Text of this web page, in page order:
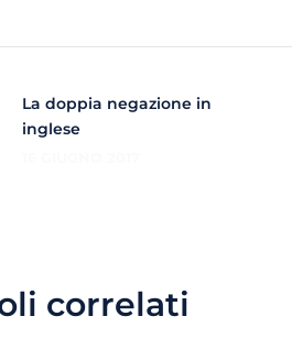
La doppia negazione in
inglese
correlati